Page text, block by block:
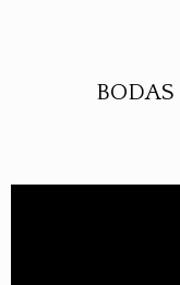
BODAS